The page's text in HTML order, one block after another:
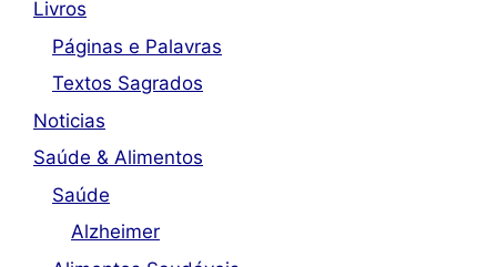
Livros
Páginas e Palavras
Textos Sagrados
Noticias
Saúde & Alimentos
Saúde
Alzheimer